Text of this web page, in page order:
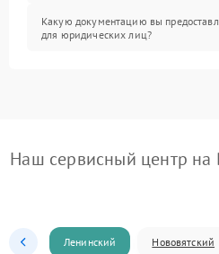
Какую документацию вы
для юридических лиц?
Наш сервисный центр на
Ленинский Нововятский